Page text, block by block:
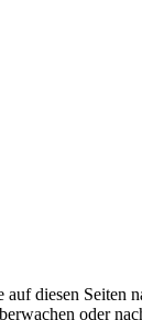
diesen
oder